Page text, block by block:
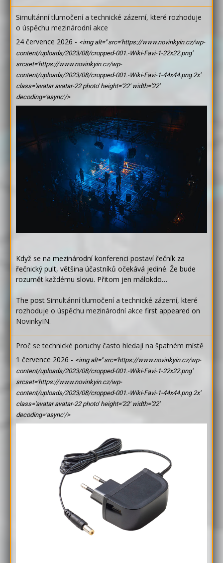
Simultánní tlumočení a technické zázemí, které rozhoduje
o úspěchu mezinárodní akce
24 července 2026 - <img alt='' src='https://www.novinkyin.cz/wp-
content/uploads/2023/08/cropped-001.-Wiki-Favi-1-22x22.png'
srcset='https://www.novinkyin.cz/wp-
content/uploads/2023/08/cropped-001.-Wiki-Favi-1-44x44.png 2x'
class='avatar avatar-22 photo' height='22' width='22'
decoding='async'/>
Když se na mezinárodní konferenci postaví řečník za
řečnický pult, většina účastníků očekává jediné. Že bude
rozumět každému slovu. Přitom jen málokdo…
The post Simultánní tlumočení a technické zázemí, které
rozhoduje o úspěchu mezinárodní akce first appeared on
NovinkyIN.
Proč se technické poruchy často hledají na špatném místě
1 července 2026 - <img alt='' src='https://www.novinkyin.cz/wp-
content/uploads/2023/08/cropped-001.-Wiki-Favi-1-22x22.png'
srcset='https://www.novinkyin.cz/wp-
content/uploads/2023/08/cropped-001.-Wiki-Favi-1-44x44.png 2x'
class='avatar avatar-22 photo' height='22' width='22'
decoding='async'/>